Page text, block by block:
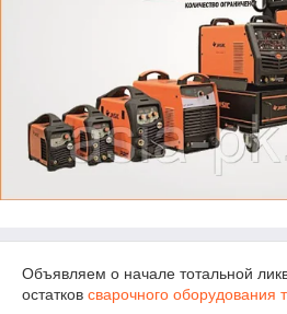
Объявляем о начале тотальной
остатков сварочного оборудования